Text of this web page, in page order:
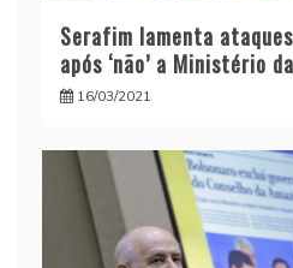
Serafim lamenta
após ‘não’ a Ministério
16/03/2021